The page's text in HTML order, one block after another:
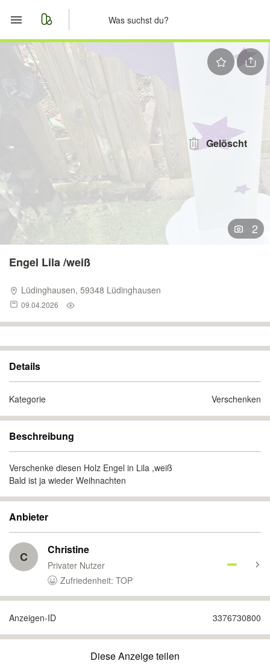
Start
Merkliste
Nachrichten
Anzeige aufgeben
Gelöscht
2
Engel Lila /weiß
Lüdinghausen, 59348 Lüdinghausen
09.04.2026
Details
Kategorie Verschenken
Beschreibung
Verschenke diesen Holz Engel in Lila ,weiß
Bald ist ja wieder Weihnachten
Anbieter
C Christine
Privater Nutzer
Zufriedenheit: TOP
Anzeigen-ID 3376730800
Diese Anzeige teilen